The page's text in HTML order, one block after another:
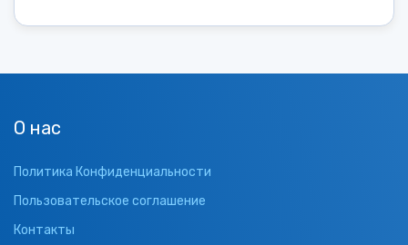
О нас
Политика Конфиденциальности
Пользовательское соглашение
Контакты